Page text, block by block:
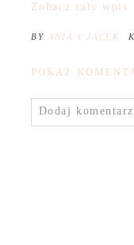
Zobacz cały wpis
BY ANIA I JACEK
POKAŻ
Dodaj komentarz